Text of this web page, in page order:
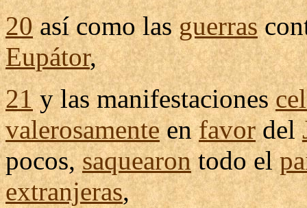
20así como lasguerras
Eupátor,
21y lasmanifestaciones
valerosamenteenfavordel
pocos,saquearontodo el
extranjeras,